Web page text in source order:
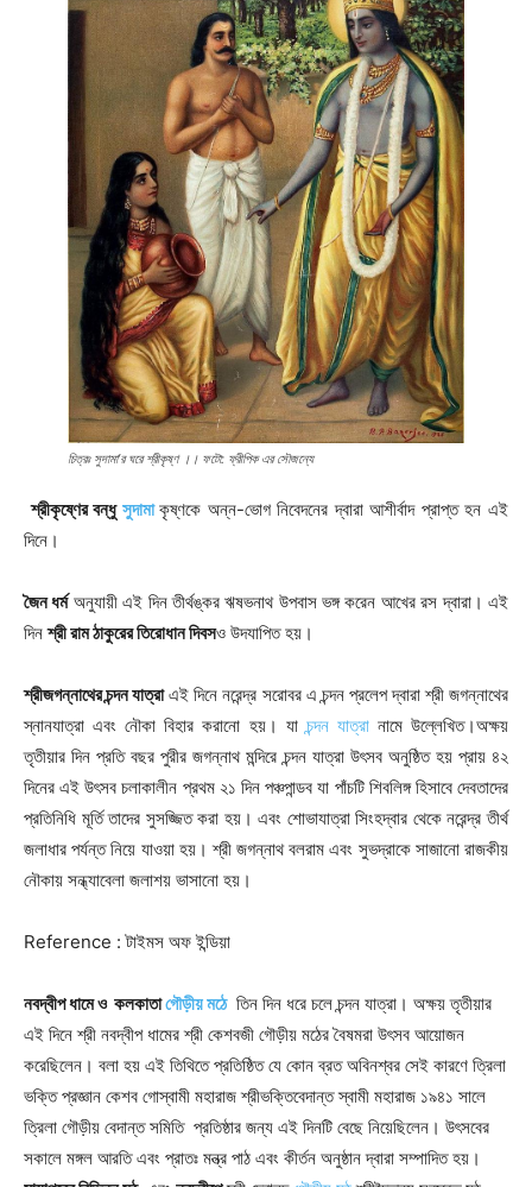
চিত্রঃ সুদামা’র ঘরে শ্রীকৃষ্ণ ।। ফটো: ফ্রীপিক এর সৌজন্যে
শ্রীকৃষ্ণের বন্ধু সুদামা কৃষ্ণকে অন্ন-ভোগ নিবেদনের দ্বারা আশীর্বাদ প্রাপ্ত হন এই
দিনে।
জৈন ধর্মঅনুযায়ী এই দিন তীর্থঙ্কর ঋষভনাথ উপবাস ভঙ্গ করেন আখের রস দ্বারা। এই
দিনশ্রী রাম ঠাকুরের তিরোধান দিবসও উদযাপিত হয়।
শ্রীজগন্নাথের চন্দন যাত্রাএই দিনে নরেন্দ্র সরোবর এ চন্দন প্রলেপ দ্বারা শ্রী জগন্নাথের
স্নানযাত্রা এবং নৌকা বিহার করানো হয়। যাচন্দন যাত্রানামে উল্লেখিত।অক্ষয়
তৃতীয়ার দিন প্রতি বছর পুরীর জগন্নাথ মন্দিরে চন্দন যাত্রা উৎসব অনুষ্ঠিত হয় প্রায় ৪২
দিনের এই উৎসব চলাকালীন প্রথম ২১ দিন পঞ্চপান্ডব যা পাঁচটি শিবলিঙ্গ হিসাবে দেবতাদের
প্রতিনিধি মূর্তি তাদের সুসজ্জিত করা হয়। এবং শোভাযাত্রা সিংহদ্বার থেকে নরেন্দ্র তীর্থ
জলাধার পর্যন্ত নিয়ে যাওয়া হয়। শ্রী জগন্নাথ বলরাম এবং সুভদ্রাকে সাজানো রাজকীয়
নৌকায় সন্ধ্যাবেলা জলাশয় ভাসানো হয়।
Reference : টাইমস অফ ইন্ডিয়া
নবদ্বীপ ধামে ও কলকাতাগৌড়ীয় মঠেতিন দিন ধরে চলে চন্দন যাত্রা। অক্ষয় তৃতীয়ার
এই দিনে শ্রী নবদ্বীপ ধামের শ্রী কেশবজী গৌড়ীয় মঠের বৈষমরা উৎসব আয়োজন
করেছিলেন। বলা হয় এই তিথিতে প্রতিষ্ঠিত যে কোন ব্রত অবিনশ্বর সেই কারণে ত্রিলা
ভক্তি প্রজ্ঞান কেশব গোস্বামী মহারাজ শ্রীভক্তিবেদান্ত স্বামী মহারাজ ১৯৪১ সালে
ত্রিলা গৌড়ীয় বেদান্ত সমিতি প্রতিষ্ঠার জন্য এই দিনটি বেছে নিয়েছিলেন। উৎসবের
সকালে মঙ্গল আরতি এবং প্রাতঃ মন্ত্র পাঠ এবং কীর্তন অনুষ্ঠান দ্বারা সম্পাদিত হয়।